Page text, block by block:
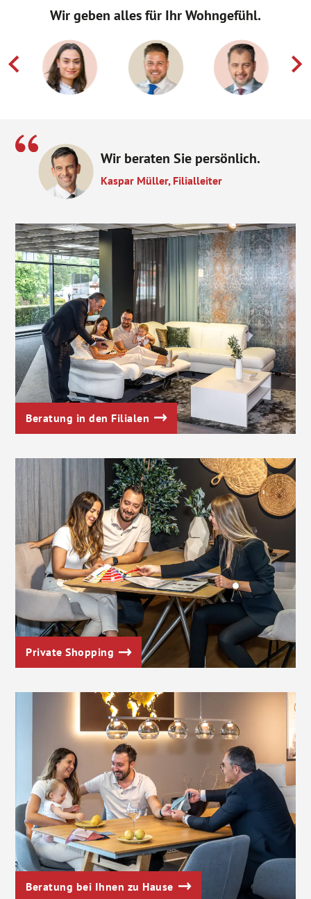
Wir geben alles für Ihr Wohngefühl.
Wir beraten Sie persönlich.
Kaspar Müller, Filialleiter
Beratung in den Filialen
Private Shopping
Beratung bei Ihnen zu Hause